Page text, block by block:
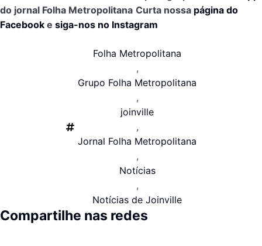
do jornal Folha Metropolitana Curta nossa página do
Facebook e siga-nos no Instagram
Folha Metropolitana
,
Grupo Folha Metropolitana
,
joinville
,
Jornal Folha Metropolitana
,
Notícias
,
Notícias de Joinville
Compartilhe nas redes